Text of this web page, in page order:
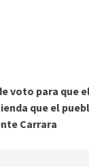
voto para que
que el
Carrara